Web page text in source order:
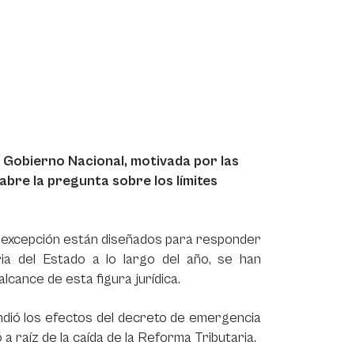
Nacional, motivada por las
la pregunta sobre los límites
están diseñados para responder
del Estado a lo largo del año, se han
de esta figura jurídica.
los efectos del decreto de emergencia
raíz de la caída de la Reforma Tributaria.